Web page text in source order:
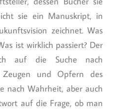
sie ein Manuskript, in
zeichnet. Was
ist wirklich passiert? Der
auf die Suche nach
und Opfern des
nach Wahrheit, aber auch
auf die Frage, ob man